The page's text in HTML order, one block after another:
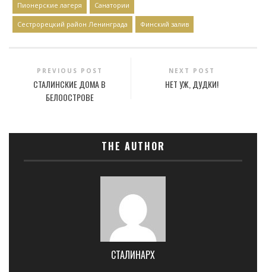
Пионерские лагеря Санатории
Сестрорецкий район Ленинграда Финский залив
PREVIOUS POST
СТАЛИНСКИЕ ДОМА В
БЕЛООСТРОВЕ
NEXT POST
НЕТ УЖ, ДУДКИ!
THE AUTHOR
СТАЛИНАРХ